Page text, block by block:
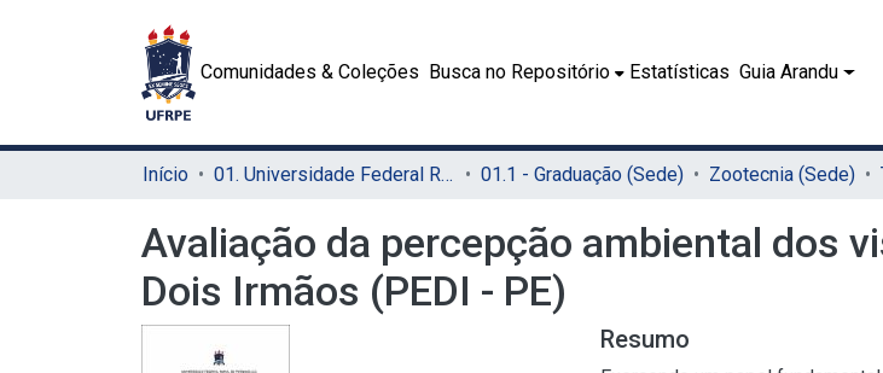
Comunidades & Coleções Busca no Repositório Estatísticas Guia Arandu
Início 01. Universidade Federal Rural de Pernambuco - UFRPE (Sede) 01.1 - Graduação (Sede) Zootecnia (Sede)
Avaliação da percepção ambiental dos
Dois Irmãos (PEDI - PE)
Resumo